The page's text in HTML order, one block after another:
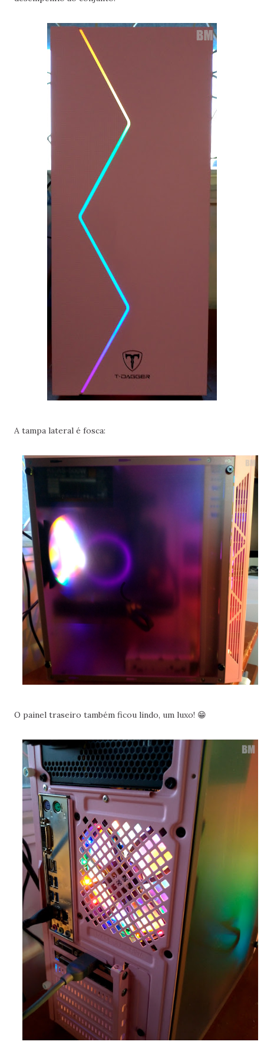
A tampa lateral é fosca:
O painel traseiro também ficou lindo, um luxo! 😁